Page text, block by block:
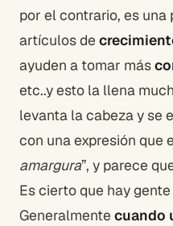
por el contrario, es una
artículos de
ayuden a tomar más
etc..y esto la llena
levanta la cabeza y se
con una expresión que
amargura”, y parece
Es cierto que hay
Generalmente cuando